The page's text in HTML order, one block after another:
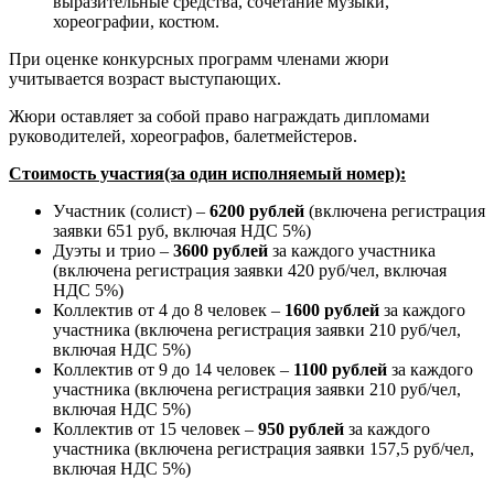
хореографии, костюм.
При оценке конкурсных программ членами жюри
учитывается возраст выступающих.
Жюри оставляет за собой право награждать дипломами
руководителей, хореографов, балетмейстеров.
Стоимость участия(за один исполняемый номер):
Участник (солист) – 6200 рублей (включена регистрация
заявки 651 руб, включая НДС 5%)
Дуэты и трио – 3600 рублей за каждого участника
(включена регистрация заявки 420 руб/чел, включая
НДС 5%)
Коллектив от 4 до 8 человек – 1600 рублей за каждого
участника (включена регистрация заявки 210 руб/чел,
включая НДС 5%)
Коллектив от 9 до 14 человек – 1100 рублей за каждого
участника (включена регистрация заявки 210 руб/чел,
включая НДС 5%)
Коллектив от 15 человек – 950 рублей за каждого
участника (включена регистрация заявки 157,5 руб/чел,
включая НДС 5%)